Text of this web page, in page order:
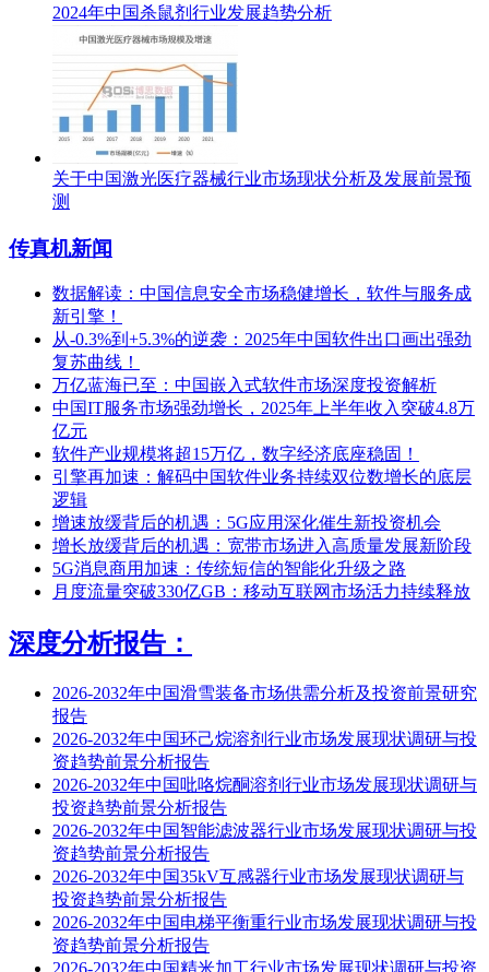
2024年中国杀鼠剂行业发展趋势分析
关于中国激光医疗器械行业市场现状分析及发展前景预
测
传真机新闻
数据解读：中国信息安全市场稳健增长，软件与服务成
新引擎！
从-0.3%到+5.3%的逆袭：2025年中国软件出口画出强劲
复苏曲线！
万亿蓝海已至：中国嵌入式软件市场深度投资解析
中国IT服务市场强劲增长，2025年上半年收入突破4.8万
亿元
软件产业规模将超15万亿，数字经济底座稳固！
引擎再加速：解码中国软件业务持续双位数增长的底层
逻辑
增速放缓背后的机遇：5G应用深化催生新投资机会
增长放缓背后的机遇：宽带市场进入高质量发展新阶段
5G消息商用加速：传统短信的智能化升级之路
月度流量突破330亿GB：移动互联网市场活力持续释放
深度分析报告：
2026-2032年中国滑雪装备市场供需分析及投资前景研究
报告
2026-2032年中国环己烷溶剂行业市场发展现状调研与投
资趋势前景分析报告
2026-2032年中国吡咯烷酮溶剂行业市场发展现状调研与
投资趋势前景分析报告
2026-2032年中国智能滤波器行业市场发展现状调研与投
资趋势前景分析报告
2026-2032年中国35kV互感器行业市场发展现状调研与
投资趋势前景分析报告
2026-2032年中国电梯平衡重行业市场发展现状调研与投
资趋势前景分析报告